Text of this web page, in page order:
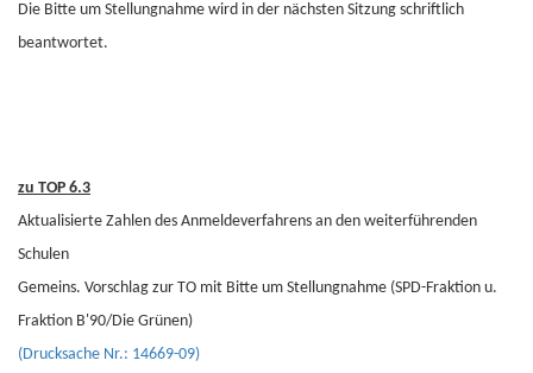
Die Bitte um Stellungnahme wird in der nächsten Sitzung schriftlich
beantwortet.
zu TOP 6.3
Aktualisierte Zahlen des Anmeldeverfahrens an den weiterführenden
Schulen
Gemeins. Vorschlag zur TO mit Bitte um Stellungnahme (SPD-Fraktion u.
Fraktion B'90/Die Grünen)
(Drucksache Nr.: 14669-09)